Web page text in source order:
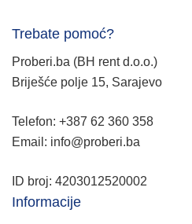
Trebate pomoć?
Proberi.ba (BH rent d.o.o.)
Briješće polje 15, Sarajevo
Telefon: +387 62 360 358
Email: info@proberi.ba
ID broj: 4203012520002
Informacije